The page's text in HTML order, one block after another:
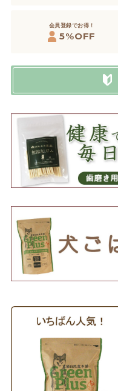
会員登録でお得！
5%OFF